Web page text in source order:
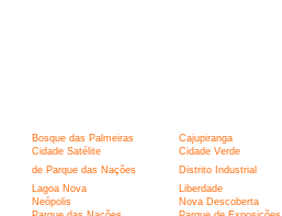
Bosque das Palmeiras
Cajupiranga
Cidade Satélite
Cidade Verde
de Parque das Nações
Distrito Industrial
Lagoa Nova
Liberdade
Neópolis
Nova Descoberta